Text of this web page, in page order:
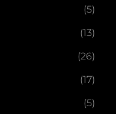
(5)
(13)
(26)
(17)
(5)